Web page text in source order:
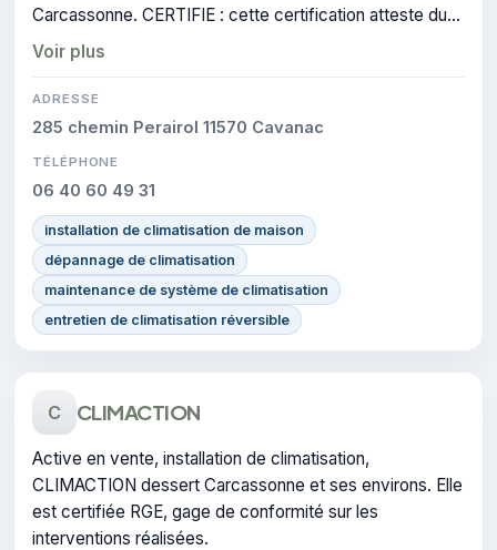
Carcassonne. CERTIFIE : cette certification atteste du
savoir-faire de l'entreprise.
Voir plus
ADRESSE
285 chemin Perairol 11570 Cavanac
TÉLÉPHONE
06 40 60 49 31
installation de climatisation de maison
dépannage de climatisation
maintenance de système de climatisation
entretien de climatisation réversible
C CLIMACTION
Active en vente, installation de climatisation,
CLIMACTION dessert Carcassonne et ses environs. Elle
est certifiée RGE, gage de conformité sur les
interventions réalisées.